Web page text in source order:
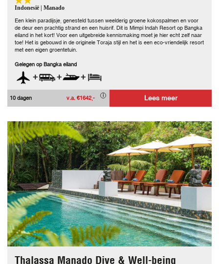
Indonesië | Manado
Een klein paradijsje, genesteld tussen weelderig groene kokospalmen en voor
de deur een prachtig strand en een huisrif. Dit is Mimpi Indah Resort op Bangka
eiland in het kort! Voor een uitgebreide kennismaking moet je hier echt zelf naar
toe! Het is gebouwd in de originele Toraja stijl en het is een eco-vriendelijk resort
met een eigen groentetuin.
Gelegen op Bangka eiland
+ + +
10 dagen v.a. €1642,- Lees meer
Thalassa Manado Dive & Well-being